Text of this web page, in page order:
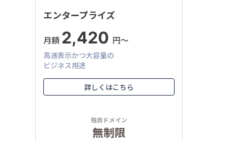
エンタープライズ
月額 2,420 円〜
高速表示かつ大容量の
ビジネス用途
詳しくはこちら
独自ドメイン
無制限